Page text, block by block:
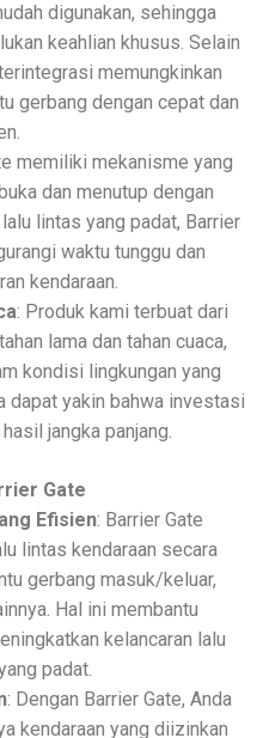
digunakan, sehingga
keahlian khusus. Selain
memungkinkan
gerbang dengan cepat dan
memiliki mekanisme yang
dan menutup dengan
lintas yang padat, Barrier
waktu tunggu dan
kendaraan.
: Produk kami terbuat dari
lama dan tahan cuaca,
kondisi lingkungan yang
dapat yakin bahwa investasi
jangka panjang.
Gate
Efisien: Barrier Gate
lintas kendaraan secara
gerbang masuk/keluar,
Hal ini membantu
kelancaran lalu
padat.
: Dengan Barrier Gate, Anda
kendaraan yang diizinkan